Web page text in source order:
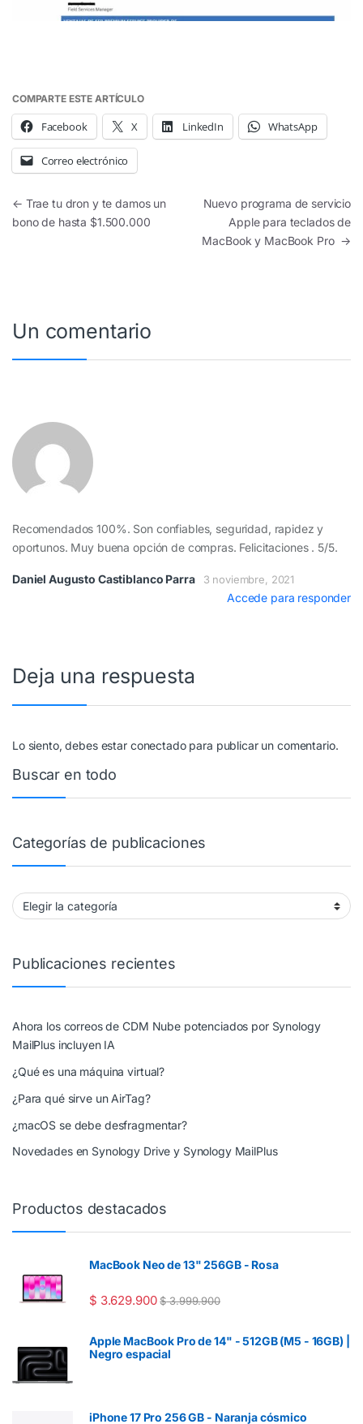
COMPARTE ESTE ARTÍCULO
Facebook X LinkedIn WhatsApp
Correo electrónico
Navegación de entradas
← Trae tu dron y te damos un
bono de hasta $1.500.000
Nuevo programa de servicio
Apple para teclados de
MacBook y MacBook Pro →
Un comentario
Recomendados 100%. Son confiables, seguridad, rapidez y
oportunos. Muy buena opción de compras. Felicitaciones . 5/5.
Daniel Augusto Castiblanco Parra 3 noviembre, 2021
Accede para responder
Deja una respuesta
Lo siento, debes estar conectadopara publicar un comentario.
Buscar en todo
Categorías de publicaciones
Categorías de publicaciones
Publicaciones recientes
Ahora los correos de CDM Nube potenciados por Synology
MailPlus incluyen IA
¿Qué es una máquina virtual?
¿Para qué sirve un AirTag?
¿macOS se debe desfragmentar?
Novedades en Synology Drive y Synology MailPlus
Productos destacados
MacBook Neo de 13" 256GB - Rosa
$ 3.629.900 $3.999.900
Apple MacBook Pro de 14" - 512GB (M5 - 16GB) |
Negro espacial
iPhone 17 Pro 256 GB - Naranja cósmico